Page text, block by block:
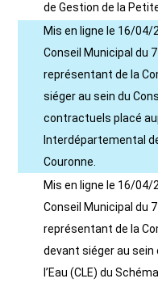
de Gestion de la
Mis en ligne le 16/04/
Conseil Municipal du
représentant de la
siéger au sein du
contractuels placé
Interdépartemental
Couronne.
Mis en ligne le 16/04/
Conseil Municipal du
représentant de la
devant siéger au sein
l’Eau (CLE) du